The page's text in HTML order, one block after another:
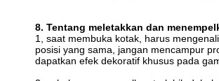
8. Tentang meletakkan dan
1, saat membuka kotak, harus
posisi yang sama, jangan mencampur
dapatkan efek dekoratif khusus pada